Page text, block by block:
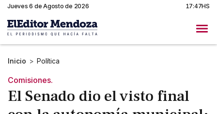
Jueves 6 de Agosto de 2026 17:47HS
Inicio > Política
Comisiones.
El Senado dio el visto final